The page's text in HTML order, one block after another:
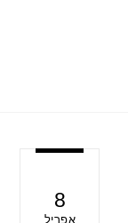
8
אפריל